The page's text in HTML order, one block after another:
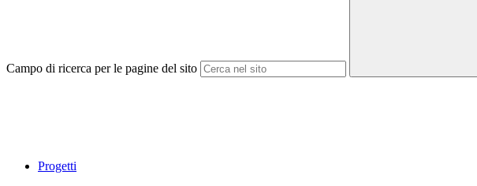
Campo di ricerca per le pagine del sito
Progetti